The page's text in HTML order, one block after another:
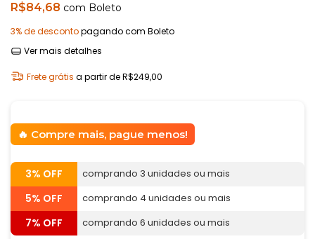
R$84,68 com Boleto
3% de descontopagando com Boleto
Ver mais detalhes
Frete grátis a partir deR$249,00
Compre mais, pague menos!
3% OFF comprando 3 unidades ou mais
5% OFF comprando 4 unidades ou mais
7% OFF comprando 6 unidades ou mais